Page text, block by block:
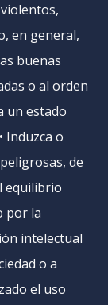
en general,
buenas
o al orden
un estado
Induzca o
de
equilibrio
por la
intelectual
o a
el uso